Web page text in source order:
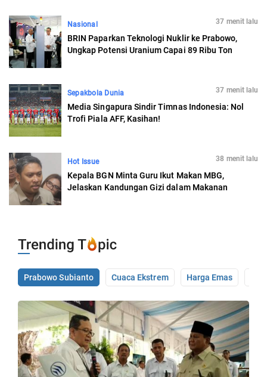
Nasional 37 menit lalu
BRIN Paparkan Teknologi Nuklir ke Prabowo,
Ungkap Potensi Uranium Capai 89 Ribu Ton
Sepakbola Dunia 37 menit lalu
Media Singapura Sindir Timnas Indonesia: Nol
Trofi Piala AFF, Kasihan!
Hot Issue 38 menit lalu
Kepala BGN Minta Guru Ikut Makan MBG,
Jelaskan Kandungan Gizi dalam Makanan
Prabowo Subianto Cuaca Ekstrem Harga Emas